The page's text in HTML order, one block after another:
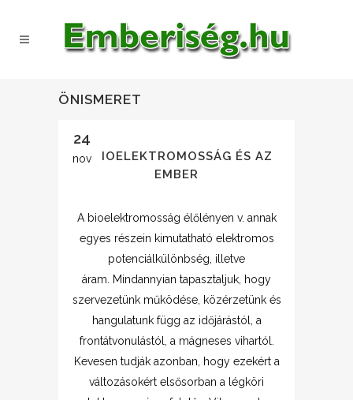
ÖNISMERET
24
nov
A BIOELEKTROMOSSÁG ÉS AZ
EMBER
A bioelektromosság élőlényen v. annak
egyes részein kimutatható elektromos
potenciálkülönbség, illetve
áram. Mindannyian tapasztaljuk, hogy
szervezetünk működése, közérzetünk és
hangulatunk függ az időjárástól, a
frontátvonulástól, a mágneses vihartól.
Kevesen tudják azonban, hogy ezekért a
változásokért elsősorban a légköri